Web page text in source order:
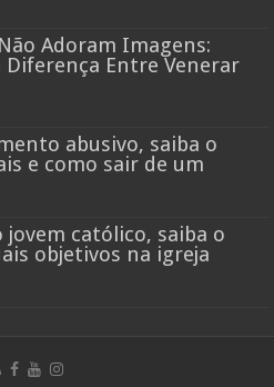
Adoram Imagens:
Diferença Entre Venerar
abusivo, saiba o
e como sair de um
católico, saiba o
objetivos na igreja